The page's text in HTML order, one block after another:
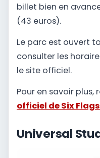
billet bien en
(43 euros).
Le parc est ouvert
consulter les
le site officiel.
Pour en savoir plus,
officiel de Six
Universal